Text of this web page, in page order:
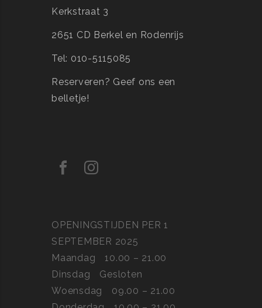
Kerkstraat 3
2651 CD Berkel en Rodenrijs
Tel: 010-5115085
Reserveren? Geef ons een
belletje!
OPENINGSTIJDEN PER 1
SEPTEMBER 2025
Maandag
10.00 – 21.00
Dinsdag
Gesloten
Woensdag
09.00 – 21.00